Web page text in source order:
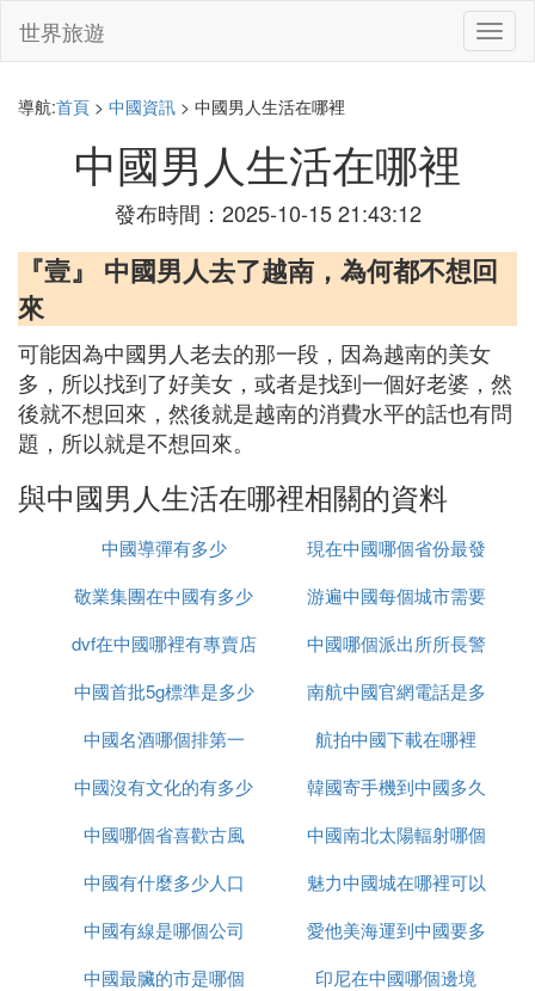
切
換
世界旅遊
導航:首頁 > 中國資訊 > 中國男人生活在哪裡
中國男人生活在哪裡
發布時間：2025-10-15 21:43:12
『壹』 中國男人去了越南，為何都不想回
來
可能因為中國男人老去的那一段，因為越南的美女
多，所以找到了好美女，或者是找到一個好老婆，然
後就不想回來，然後就是越南的消費水平的話也有問
題，所以就是不想回來。
與中國男人生活在哪裡相關的資料
中國導彈有多少
現在中國哪個省份最發
達
敬業集團在中國有多少
辦事處
游遍中國每個城市需要
多久
dvf在中國哪裡有專賣店
中國哪個派出所所長警
銜最高
中國首批5g標準是多少
南航中國官網電話是多
少錢
中國名酒哪個排第一
航拍中國下載在哪裡
中國沒有文化的有多少
韓國寄手機到中國多久
中國哪個省喜歡古風
中國南北太陽輻射哪個
大
中國有什麼多少人口
魅力中國城在哪裡可以
看
中國有線是哪個公司
愛他美海運到中國要多
久
中國最臟的市是哪個
印尼在中國哪個邊境